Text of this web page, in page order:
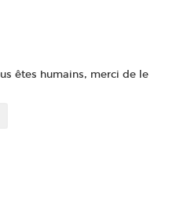
êtes humains, merci de le